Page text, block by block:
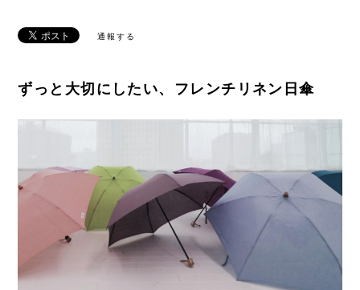
通報する
ずっと大切にしたい、フレンチリネン日傘